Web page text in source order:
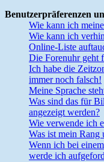
Benutzerpräferenzen
Wie kann ich
Wie kann ich
Online-Liste
Die Forenuhr geht
Ich habe die
immer noch falsch!
Meine Sprache
Was sind das für
angezeigt werden?
Wie verwende ich
Was ist mein
Wenn ich bei
werde ich